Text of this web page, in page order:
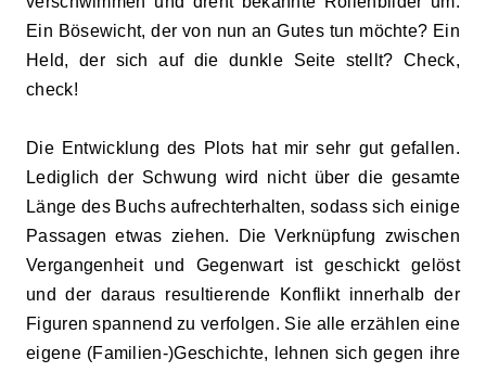
Ein Bösewicht, der von nun an Gutes tun möchte? Ein
Held, der sich auf die dunkle Seite stellt? Check,
check!
Die Entwicklung des Plots hat mir sehr gut gefallen.
Lediglich der Schwung wird nicht über die gesamte
Länge des Buchs aufrechterhalten, sodass sich einige
Passagen etwas ziehen. Die Verknüpfung zwischen
Vergangenheit und Gegenwart ist geschickt gelöst
und der daraus resultierende Konflikt innerhalb der
Figuren spannend zu verfolgen. Sie alle erzählen eine
eigene (Familien-)Geschichte, lehnen sich gegen ihre